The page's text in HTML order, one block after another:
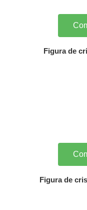
Figura de
Figura de